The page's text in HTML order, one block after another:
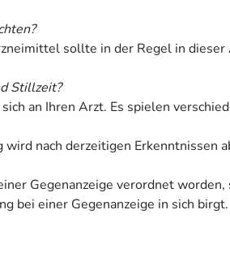
sollte in der Regel in
Stillzeit?
an Ihren Arzt. Es spielen
nach derzeitigen Erkenntnissen
Gegenanzeige verordnet
bei einer Gegenanzeige in sich birgt.